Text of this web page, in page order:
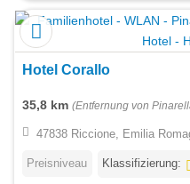
Hotel Corallo
35,8 km (Entfernung von
47838 Riccione, Emilia
Preisniveau Klassifizierung: